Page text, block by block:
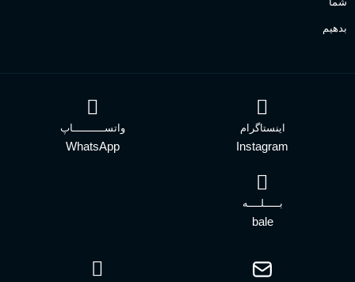
بدهیم
اینستاگرام
Instagram
واتســــــــــاپ
WhatsApp
بـــــلــــه
bale